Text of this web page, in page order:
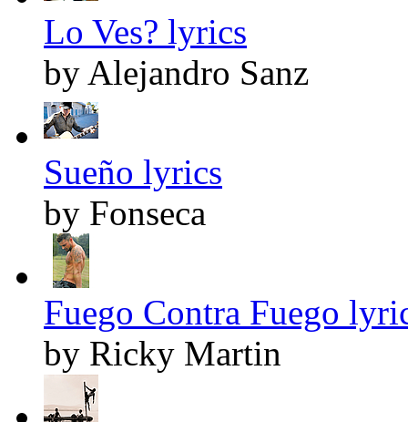
Lo Ves? lyrics
by Alejandro Sanz
Sueño lyrics
by Fonseca
Fuego Contra Fuego
by Ricky Martin